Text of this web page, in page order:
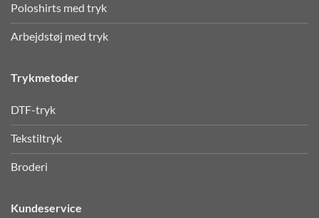
Poloshirts med tryk
Arbejdstøj med tryk
Trykmetoder
DTF-tryk
Tekstiltryk
Broderi
Kundeservice